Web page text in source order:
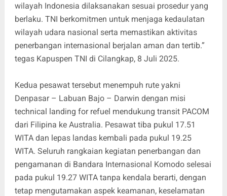
wilayah Indonesia dilaksanakan sesuai prosedur yang
berlaku. TNI berkomitmen untuk menjaga kedaulatan
wilayah udara nasional serta memastikan aktivitas
penerbangan internasional berjalan aman dan tertib.”
tegas Kapuspen TNI di Cilangkap, 8 Juli 2025.
Kedua pesawat tersebut menempuh rute yakni
Denpasar – Labuan Bajo – Darwin dengan misi
technical landing for refuel mendukung transit PACOM
dari Filipina ke Australia. Pesawat tiba pukul 17.51
WITA dan lepas landas kembali pada pukul 19.25
WITA. Seluruh rangkaian kegiatan penerbangan dan
pengamanan di Bandara Internasional Komodo selesai
pada pukul 19.27 WITA tanpa kendala berarti, dengan
tetap mengutamakan aspek keamanan, keselamatan